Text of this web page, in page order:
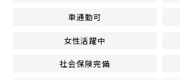
車通勤可
女性活躍中
社会保険完備